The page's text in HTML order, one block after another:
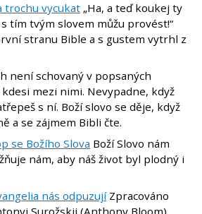
trochu vycukat „Ha, a teď koukej ty
tím tvým slovem můžu provést!“
stranu Bible a s gustem vytrhl z
není schovaný v popsaných
mezi nimi. Nevypadne, když
s ní. Boží slovo se děje, když
a se zájmem Bibli čte.
se Božího Slova Boží Slovo nám
nám, aby náš život byl plodný i
nás odpuzujíZpracováno
Surožskij (Anthony Bloom)